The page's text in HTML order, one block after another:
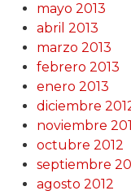
mayo 2013
abril 2013
marzo 2013
febrero 2013
enero 2013
diciembre
noviembre
octubre 2012
septiembre
agosto 2012